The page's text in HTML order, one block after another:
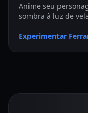
Anime seu
sombra à luz de
Experimentar